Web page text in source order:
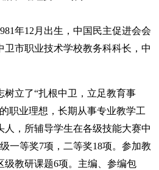
年12月出生，中国民主促进会会
卫市职业技术学校教务科科长，中
树立了“扎根中卫，立足教育事
职业理想，长期从事专业教学工
，所辅导学生在各级技能大赛中
一等奖7项，二等奖18项。参加教
级教研课题6项。主编、参编包